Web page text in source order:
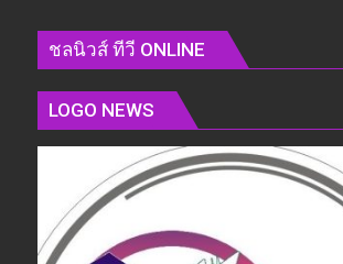
ชลนิวส์ ทีวี ONLINE
LOGO NEWS